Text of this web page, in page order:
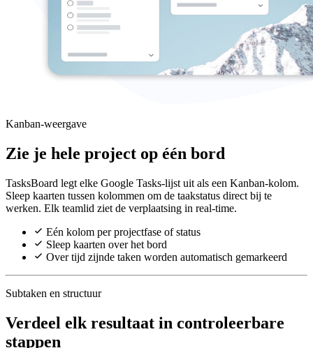
Kanban-weergave
Zie je hele project op één bord
TasksBoard legt elke Google Tasks-lijst uit als een Kanban-kolom.
Sleep kaarten tussen kolommen om de taakstatus direct bij te
werken. Elk teamlid ziet de verplaatsing in real-time.
Eén kolom per projectfase of status
Sleep kaarten over het bord
Over tijd zijnde taken worden automatisch gemarkeerd
Subtaken en structuur
Verdeel elk resultaat in controleerbare
stappen